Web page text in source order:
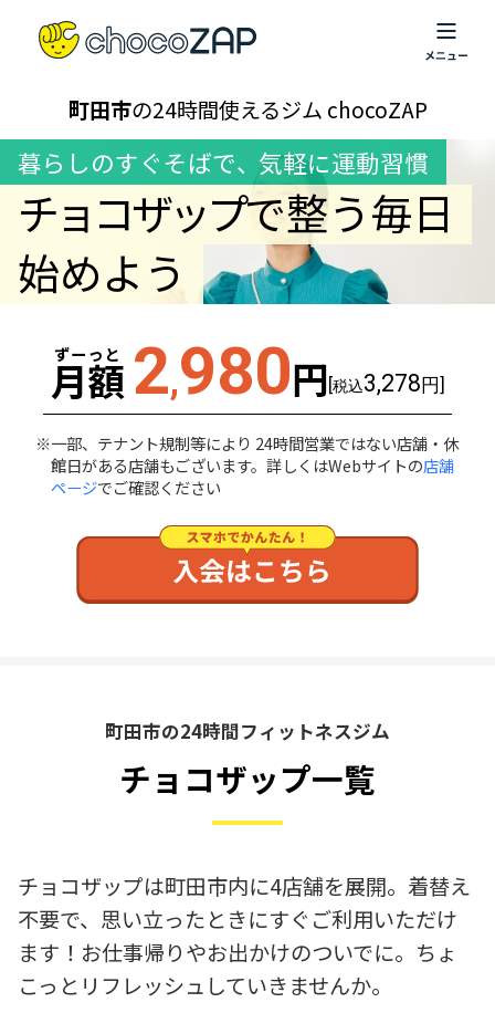
町田市の24時間使えるジム chocoZAP
暮らしのすぐそばで、 気軽に運動習慣
チョコザップで整う毎日
始めよう
ずーっと
月額 2,980円[税込3,278円]
一部、テナント規制等により 24時間営業ではない店舗・休
館日がある店舗もございます。詳しくはWebサイトの店舗
ページでご確認ください
町田市の24時間フィットネスジム
チョコザップ一覧
チョコザップは町田市内に4店舗を展開。着替え
不要で、思い立ったときにすぐご利用いただけ
ます！お仕事帰りやお出かけのついでに。ちょ
こっとリフレッシュしていきませんか。